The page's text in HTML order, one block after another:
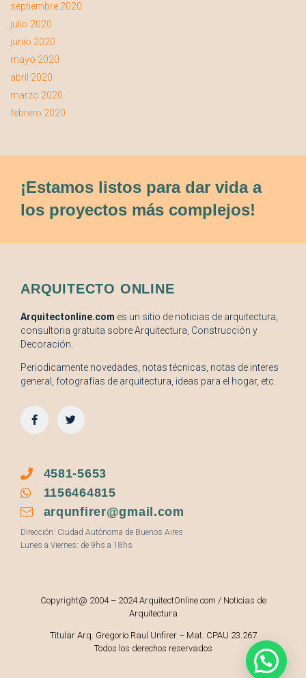
septiembre 2020
julio 2020
junio 2020
mayo 2020
abril 2020
marzo 2020
febrero 2020
¡Estamos listos para dar vida a
los proyectos más complejos!
ARQUITECTO ONLINE
Arquitectonline.com es un sitio de noticias de arquitectura,
consultoria gratuita sobre Arquitectura, Construcción y
Decoración.
Periodicamente novedades, notas técnicas, notas de interes
general, fotografías de arquitectura, ideas para el hogar, etc.
4581-5653
1156464815
arqunfirer@gmail.com
Dirección: Ciudad Autónoma de Buenos Aires
Lunes a Viernes: de 9hs a 18hs
Copyright@ 2004 – 2024 ArquitectOnline.com / Noticias de
Arquitectura
Titular Arq. Gregorio Raul Unfirer – Mat. CPAU 23.267
Todos los derechos reservados